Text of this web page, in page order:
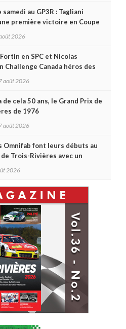
au GP3R : Tagliani
première victoire en Coupe
2026
en SPC et Nicolas
Challenge Canada héros des
août 2026
de cela 50 ans, le Grand Prix de
de 1976
août 2026
Omnifab font leurs débuts au
Trois-Rivières avec un
2026